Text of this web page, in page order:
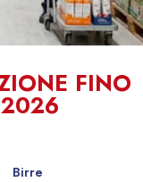
FINO
Birre